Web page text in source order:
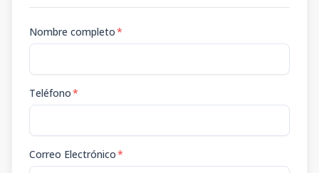
Nombre completo*
Teléfono*
Correo Electrónico*